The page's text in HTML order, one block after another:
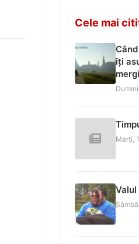
Cele mai
îți
Marți,